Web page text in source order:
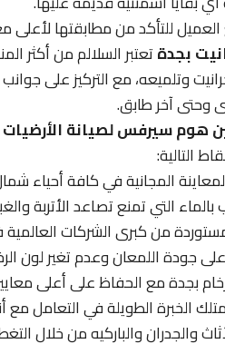
العميل للتأكد من مطابقتها لأعلى
بجدةتعتبر السلالم من أكثر
وتلميعه، مع التركيز على جوانب
وحتى آخر طابق.
هوم سيرفس لصيانة الأرضيات
التالية:
المجانية في كافة أحياء
التي تمنع تصاعد الأتربة
من كبرى الشركات العالمية
جودة اللمعان وعدم تغير لون
بجدة مع الحفاظ على أعلى
الخبرة الطويلة في التعامل مع
والجدران والباركيه من خلال